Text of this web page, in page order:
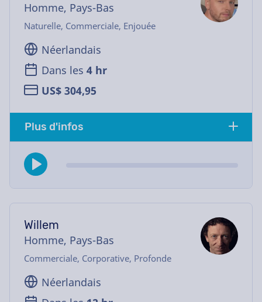
Homme, Pays-Bas
Naturelle, Commerciale, Enjouée
Néerlandais
Dans les 4 hr
US$ 304,95
Plus d'infos
Willem
Homme, Pays-Bas
Commerciale, Corporative, Profonde
Néerlandais